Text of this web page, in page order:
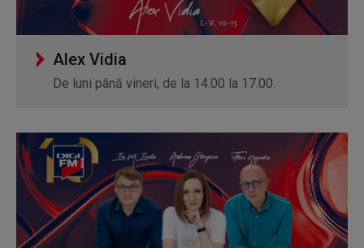
Alex Vidia
De luni până vineri, de la 14.00 la 17.00.